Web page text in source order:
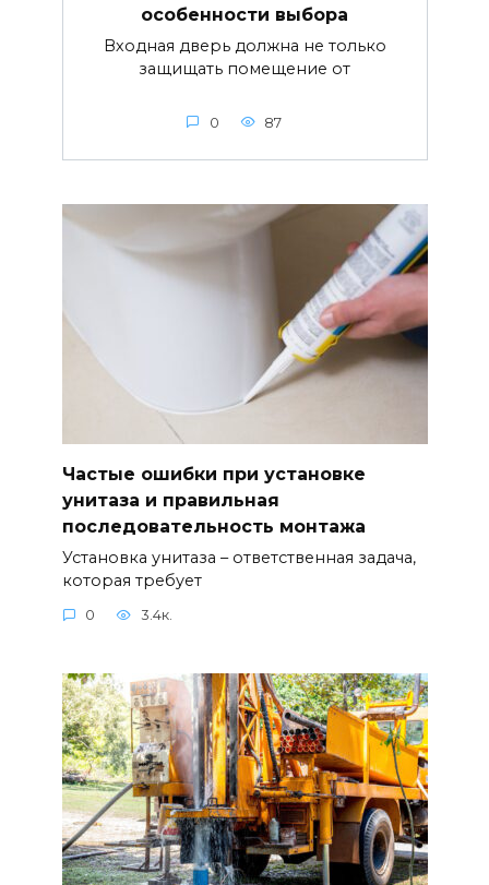
особенности выбора
Входная дверь должна не только
защищать помещение от
0 87
Частые ошибки при установке
унитаза и правильная
последовательность монтажа
Установка унитаза – ответственная задача,
которая требует
0 3.4к.